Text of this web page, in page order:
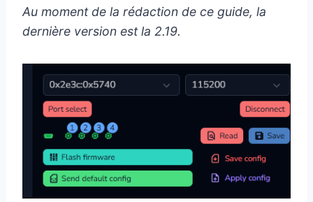
Au moment de la rédaction de ce guide, la
dernière version est la 2.19.